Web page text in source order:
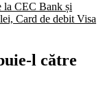
la CEC Bank și
Card de debit Visa
l către